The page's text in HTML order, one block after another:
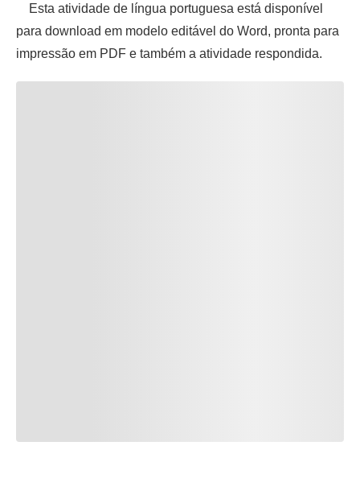
Esta atividade de língua portuguesa está disponível
para download em modelo editável do Word, pronta para
impressão em PDF e também a atividade respondida.